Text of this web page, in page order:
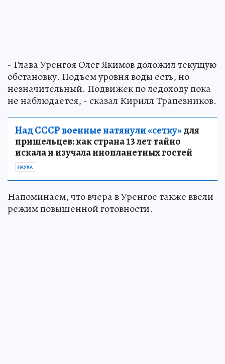
- Глава Уренгоя Олег Якимов доложил текущую
обстановку. Подъем уровня воды есть, но
незначительный. Подвижек по ледоходу пока
не наблюдается, - сказал Кирилл Трапезников.
Над СССР военные натянули «сетку»для
пришельцев: как страна 13 лет тайно
искала и изучала инопланетных гостей
НАУКА
Напоминаем, что вчера в Уренгое также ввели
режим повышенной готовности.